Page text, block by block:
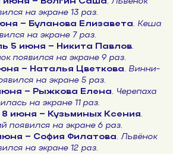
на экране 13 раз.
– Буланова Елизавета. Кеша
на экране 7 раз.
5 июня – Никита Павлов.
появился на экране 9 раз.
– Наталья Цветкова. Винни-
на экране 5 раз.
– Рыжкова Елена. Черепаха
на экране 11 раз.
июня – Кузьминых Ксения.
появился на экране 6 раз.
– София Филатова. Львёнок
на экране 12 раз.